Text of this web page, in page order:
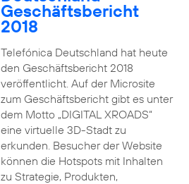
Geschäftsbericht
2018
Telefónica Deutschland hat heute
den Geschäftsbericht 2018
veröffentlicht. Auf der Microsite
zum Geschäftsbericht gibt es unter
dem Motto „DIGITAL XROADS“
eine virtuelle 3D-Stadt zu
erkunden. Besucher der Website
können die Hotspots mit Inhalten
zu Strategie, Produkten,